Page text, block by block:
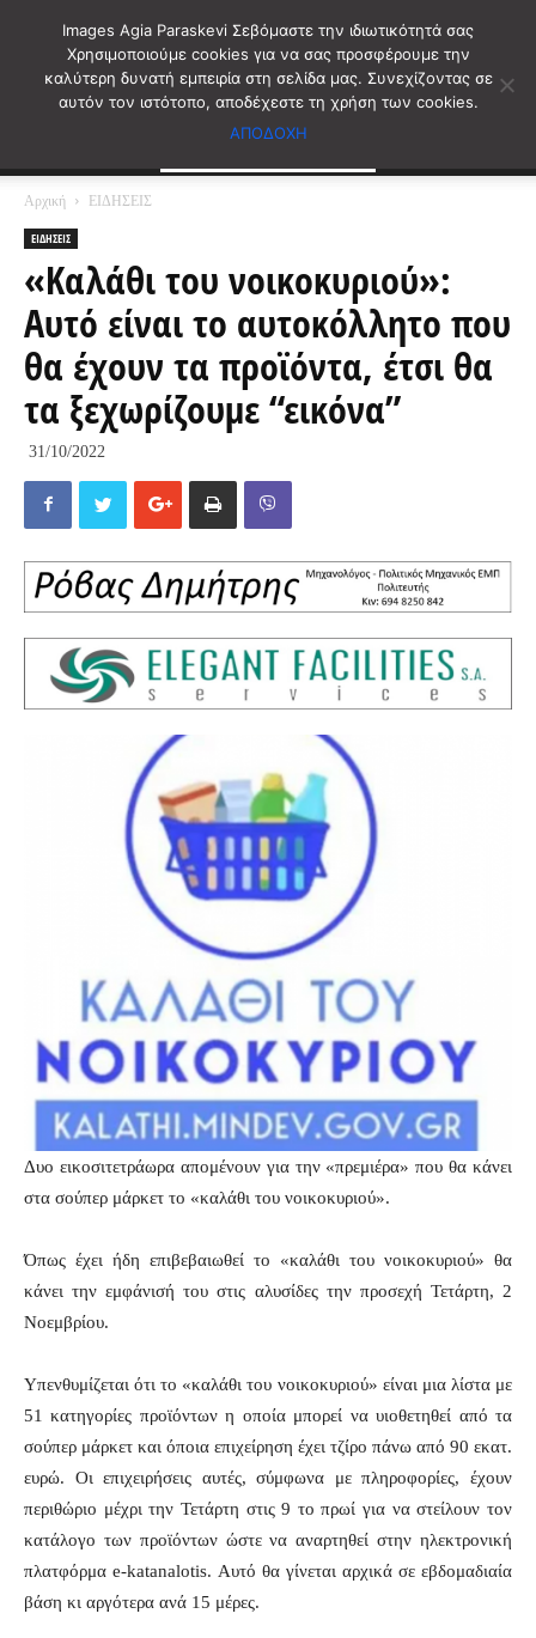
Αρχική ΕΙΔΗΣΕΙΣ
ΕΙΔΗΣΕΙΣ
«Καλάθι του νοικοκυριού»:
Αυτό είναι το αυτοκόλλητο που
θα έχουν τα προϊόντα, έτσι θα
τα ξεχωρίζουμε “εικόνα”
31/10/2022
Δυο εικοσιτετράωρα απομένουν για την «πρεμιέρα» που θα κάνει
στα σούπερ μάρκετ το «καλάθι του νοικοκυριού».
Όπως έχει ήδη επιβεβαιωθεί το «καλάθι του νοικοκυριού» θα
κάνει την εμφάνισή του στις αλυσίδες την προσεχή Τετάρτη, 2
Νοεμβρίου.
Υπενθυμίζεται ότι το «καλάθι του νοικοκυριού» είναι μια λίστα με
51 κατηγορίες προϊόντων η οποία μπορεί να υιοθετηθεί από τα
σούπερ μάρκετ και όποια επιχείρηση έχει τζίρο πάνω από 90 εκατ.
ευρώ. Οι επιχειρήσεις αυτές, σύμφωνα με πληροφορίες, έχουν
περιθώριο μέχρι την Τετάρτη στις 9 το πρωί για να στείλουν τον
κατάλογο των προϊόντων ώστε να αναρτηθεί στην ηλεκτρονική
πλατφόρμα e-katanalotis. Αυτό θα γίνεται αρχικά σε εβδομαδιαία
βάση κι αργότερα ανά 15 μέρες.
Images Agia Paraskevi Σεβόμαστε την ιδιωτικότητά σας
Χρησιμοποιούμε cookies για να σας προσφέρουμε την
καλύτερη δυνατή εμπειρία στη σελίδα μας. Συνεχίζοντας σε
αυτόν τον ιστότοπο, αποδέχεστε τη χρήση των cookies.
ΑΠΟΔΟΧΗ